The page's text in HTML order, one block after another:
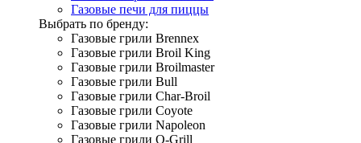
Газовые печи для пиццы
Выбрать по бренду:
Газовые грили Brennex
Газовые грили Broil King
Газовые грили Broilmaster
Газовые грили Bull
Газовые грили Char-Broil
Газовые грили Coyote
Газовые грили Napoleon
Газовые грили O-Grill